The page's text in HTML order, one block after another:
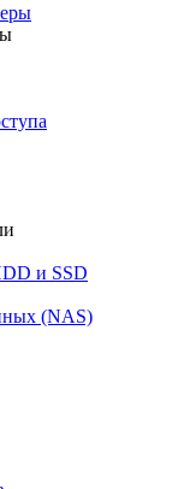
и SSD
(NAS)